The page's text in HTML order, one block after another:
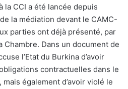
la CCI a été lancée depuis
la médiation devant le CAMC-
parties ont déjà présenté, par
Dans un document de
l’Etat du Burkina d’avoir
contractuelles dans le
également d’avoir violé le